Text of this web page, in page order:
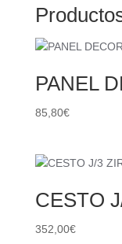
PANEL
85,80€
CESTO
352,00€